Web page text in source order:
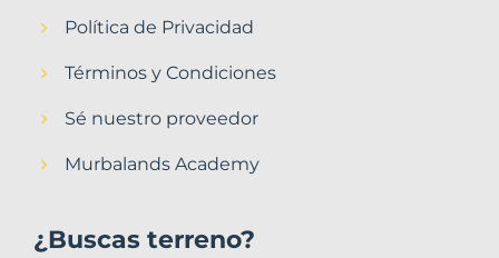
Política de Privacidad
Términos y Condiciones
Sé nuestro proveedor
Murbalands Academy
¿Buscas terreno?